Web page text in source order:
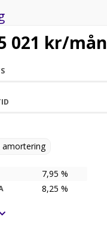
021 kr/mån
amortering
7,95 %
8,25 %